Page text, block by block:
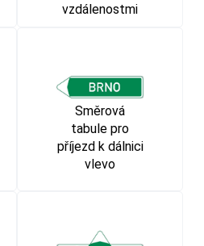
vzdálenostmi
Směrová
tabule pro
příjezd k dálnici
vlevo